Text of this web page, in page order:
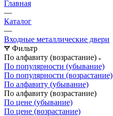
Главная
—
Каталог
—
Входные металлические двери
Фильтр
По алфавиту (возрастание)
По популярности (убывание)
По популярности (возрастание)
По алфавиту (убывание)
По алфавиту (возрастание)
По цене (убывание)
По цене (возрастание)